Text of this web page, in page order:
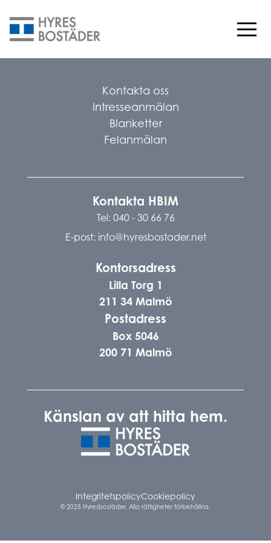
cookie declaration for domain group ID ce1ef0ee-142e-
4ba8-8680-5277b057ab9a. Please add it to the domain
Kontakta oss
Intresseanmälan
Blanketter
Felanmälan
Kontakta HBIM
Tel: 040 - 30 66 76
E-post: info@hyresbostader.net
Kontorsadress
Lilla Torg 1
211 34 Malmö
Postadress
Box 5046
200 71 Malmö
Känslan av att hitta hem.
IntegritetspolicyCookiepolicy
© 2025 Hyresbostäder. Alla rättigheter förbehållna.